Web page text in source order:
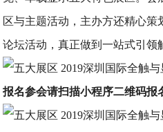
区与主题活动，主办方还精心策
论坛活动，真正做到一站式引领
报名参会请扫描小程序二维码报